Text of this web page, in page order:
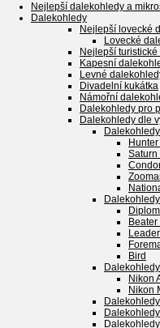
Nejlepší dalekohledy a
Dalekohledy
Nejlepší lovecké
Lovecké
Nejlepší
Kapesní
Levné
Divadelní kukátka
Námořní
Dalekohledy pro
Dalekohledy dle
Saturn
Beater
Bird
Nikon
Nikon